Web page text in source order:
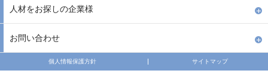
人材をお探しの企業様
お問い合わせ
個人情報保護方針 サイトマップ